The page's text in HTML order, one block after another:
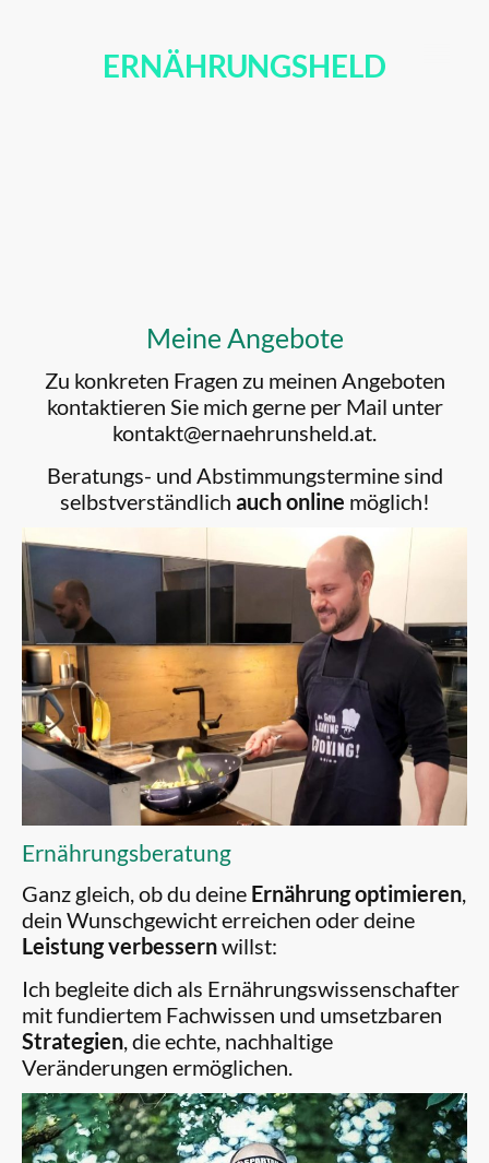
ERNÄHRUNGSHELD
Meine Angebote
Zu konkreten Fragen zu meinen Angeboten
kontaktieren Sie mich gerne per Mail unter
kontakt@ernaehrunsheld.at.
Beratungs- und Abstimmungstermine sind
selbstverständlich auch online möglich!
Ernährungsberatung
Ganz gleich, ob du deine Ernährung optimieren,
dein Wunschgewicht erreichen oder deine
Leistung verbessernwillst:
Ich begleite dich als Ernährungswissenschafter
mit fundiertem Fachwissen und umsetzbaren
Strategien, die echte, nachhaltige
Veränderungen ermöglichen.